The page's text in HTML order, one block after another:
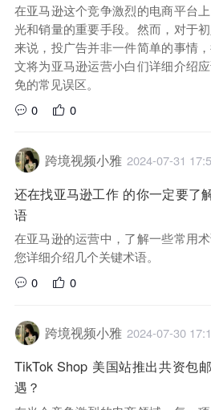
在亚马逊这个竞争激烈的电商平台
光和销量的重要手段。然而，对于
来说，投广告并非一件简单的事情
文将为亚马逊运营小白们详细介绍
免的常见误区。
0
0
跨境视频小雅 2024-07-31
还在找亚马逊工作 的你一定要了
语
在亚马逊的运营中，了解一些常用
您详细介绍几个关键术语。
0
0
跨境视频小雅 2024-07-30
TikTok Shop 美国站推出共资包
遇？